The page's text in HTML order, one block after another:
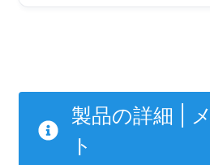
製品の詳細 |
ト